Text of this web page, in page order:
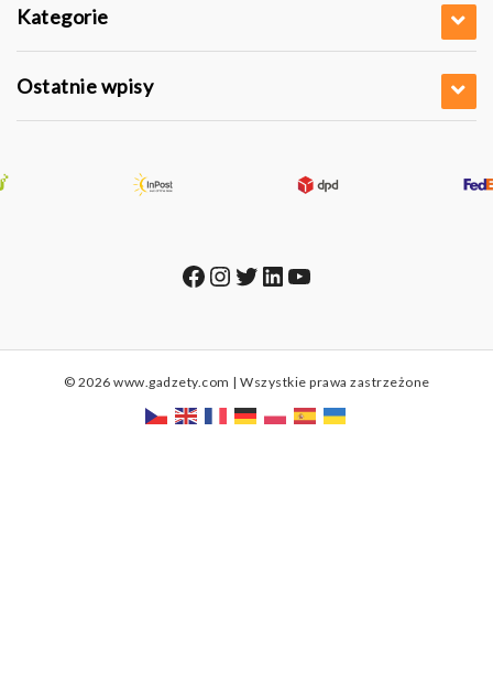
Kategorie
Ostatnie wpisy
Facebook
Instagram
Twitter
LinkedIn
YouTube
© 2026 www.gadzety.com | Wszystkie prawa zastrzeżone